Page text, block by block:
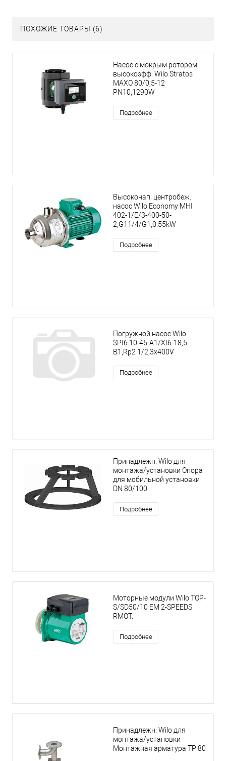
ПОХОЖИЕ ТОВАРЫ (6)
Насос с мокрым ротором
высокоэфф. Wilo Stratos
MAXO 80/0,5-12
PN10,1290W
Подробнее
Высоконап. центробеж.
насос Wilo Economy MHI
402-1/E/3-400-50-
2,G11/4/G1,0.55kW
Подробнее
Погружной насос Wilo
SPI6.10-45-A1/XI6-18,5-
B1,Rp2 1/2,3x400V
Подробнее
Принадлежн. Wilo для
монтажа/установки Опора
для мобильной установки
DN 80/100
Подробнее
Моторные модули Wilo TOP-
S/SD50/10 EM 2-SPEEDS
RMOT.
Подробнее
Принадлежн. Wilo для
монтажа/установки
Монтажная арматура TP 80